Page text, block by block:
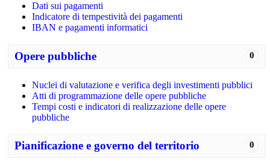
Dati sui pagamenti
Indicatore di tempestività dei pagamenti
IBAN e pagamenti informatici
0
Opere pubbliche
Nuclei di valutazione e verifica degli investimenti pubblici
Atti di programmazione delle opere pubbliche
Tempi costi e indicatori di realizzazione delle opere
pubbliche
0
Pianificazione e governo del territorio